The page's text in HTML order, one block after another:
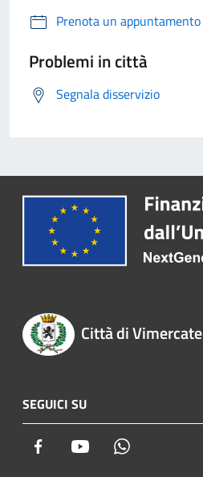
Prenota un appuntamento
Problemi in città
Segnala disservizio
Città di Vimercate
SEGUICI SU
Facebook Youtube